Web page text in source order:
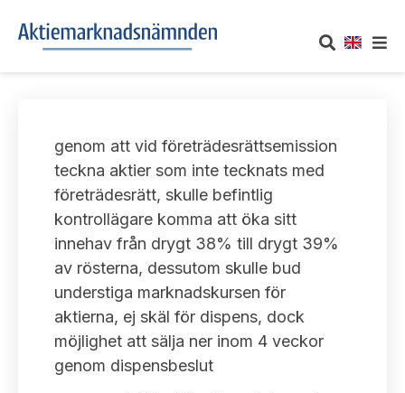
Om oss
Vårt uppdrag
Informationsgivning
Arbetssätt och jävsfrågor
Stadgar
Arbetsordning
UTTALANDEN
Om nämndens uttalanden
Framställningar och konsultation
Uttalanden sorterade efter publiceringsdatum
Samtliga uttalanden sorterade årsvis
TAKEOVER-REGLER
Takeover-regler för reglerade marknader och vissa
handelsplattformar
AKTUELLT
Nyheter och pressmeddelanden
Prenumerera
KONTAKT
Kontakt angående ansökningar och uttalanden
genom att vid företrädesrättsemission
teckna aktier som inte tecknats med
företrädesrätt, skulle befintlig
kontrollägare komma att öka sitt
innehav från drygt 38% till drygt 39%
av rösterna, dessutom skulle bud
understiga marknadskursen för
aktierna, ej skäl för dispens, dock
möjlighet att sälja ner inom 4 veckor
genom dispensbeslut